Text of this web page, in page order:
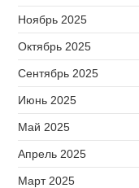
Ноябрь 2025
Октябрь 2025
Сентябрь 2025
Июнь 2025
Май 2025
Апрель 2025
Март 2025